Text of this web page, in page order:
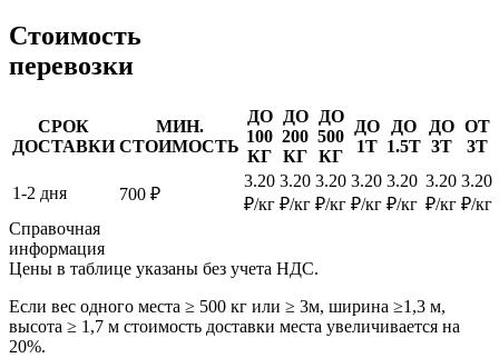
Стоимость
перевозки
СРОК
ДОСТАВКИ
МИН.
СТОИМОСТЬ
ДО
100
КГ
ДО
200
КГ
ДО
500
КГ
ДО
1Т
ДО
1.5Т
ДО
3Т
ОТ
3Т
1-2 дня 700 ₽
3.20
₽/кг
3.20
₽/кг
3.20
₽/кг
3.20
₽/кг
3.20
₽/кг
3.20
₽/кг
3.20
₽/кг
Справочная
информация
Цены в таблице указаны без учета НДС.
Если вес одного места ≥ 500 кг или ≥ 3м, ширина ≥1,3 м,
высота ≥ 1,7 м стоимость доставки места увеличивается на
20%.